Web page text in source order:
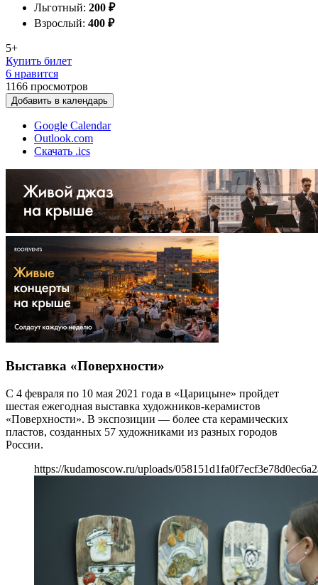
Льготный: 200 ₽
Взрослый: 400 ₽
5+
Купить билет
6 нравится
1166 просмотров
Добавить в календарь
Google Calendar
Outlook.com
Скачать .ics
Выставка «Поверхности»
С 4 февраля по 10 мая 2021 года в «Царицыне» пройдет
шестая ежегодная выставка художников-керамистов
«Поверхности». В экспозиции — более ста керамических
пластов, созданных 57 художниками из разных городов
России.
https://kudamoscow.ru/uploads/